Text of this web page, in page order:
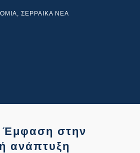
, ΣΕΡΡΑΙΚΑ ΝΕΑ
στην
ανάπτυξη